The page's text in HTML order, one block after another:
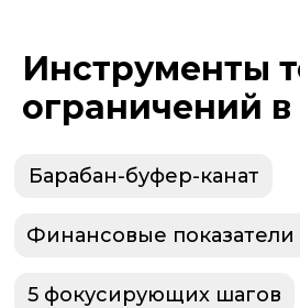
Инструменты
ограничений в
Барабан-буфер-канат
Финансовые
5 фокусирующих шагов